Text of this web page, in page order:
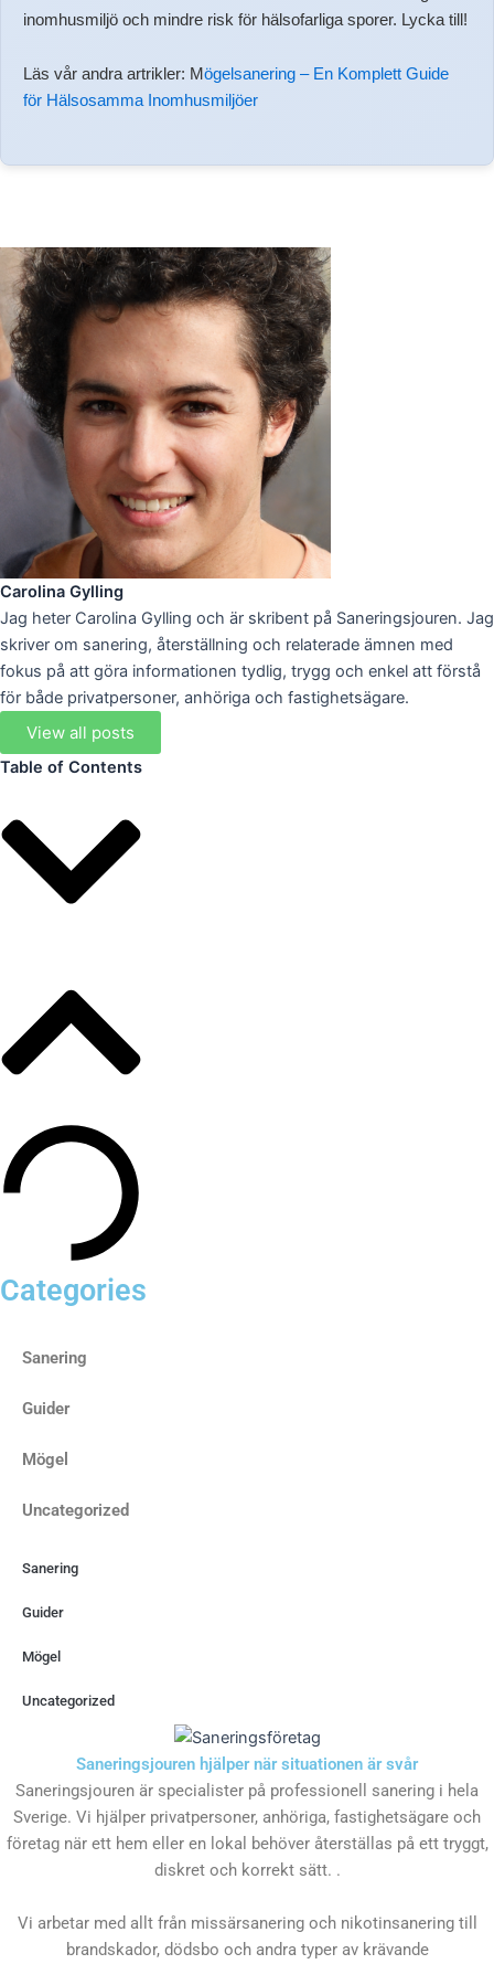
inomhusmiljö och mindre risk för hälsofarliga sporer. Lycka till!
Läs vår andra artrikler: Mögelsanering – En Komplett Guide
för Hälsosamma Inomhusmiljöer
Carolina Gylling
Jag heter Carolina Gylling och är skribent på Saneringsjouren. Jag
skriver om sanering, återställning och relaterade ämnen med
fokus på att göra informationen tydlig, trygg och enkel att förstå
för både privatpersoner, anhöriga och fastighetsägare.
View all posts
Table of Contents
Categories
Sanering
Guider
Mögel
Uncategorized
Sanering
Guider
Mögel
Uncategorized
Saneringsjouren hjälper när situationen är svår
Saneringsjouren är specialister på professionell sanering i hela
Sverige. Vi hjälper privatpersoner, anhöriga, fastighetsägare och
företag när ett hem eller en lokal behöver återställas på ett tryggt,
diskret och korrekt sätt. .
Vi arbetar med allt från missärsanering och nikotinsanering till
brandskador, dödsbo och andra typer av krävande